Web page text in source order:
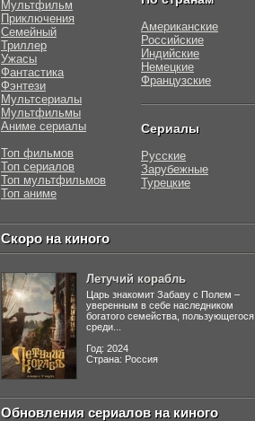
Мультфильм
Приключения
Семейный
Триллер
Ужасы
Фантастика
Фэнтези
Мультсериалы
Мультфильмы
Аниме сериалы
Топ фильмов
Топ сериалов
Топ мультфильмов
Топ аниме
Американские
Российские
Индийские
Немецкие
Французские
Сериалы
Русские
Зарубежные
Турецкие
Скоро на киного
Летучий корабль
Царь знакомит Забаву с Полем –
уверенным в себе наследником
богатого семейства, пользующегося
среди...
Год: 2024
Страна: Россия
Обновления сериалов на киного